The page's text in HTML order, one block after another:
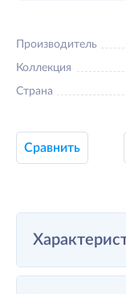
Производитель
Коллекция
Страна
Сравнить